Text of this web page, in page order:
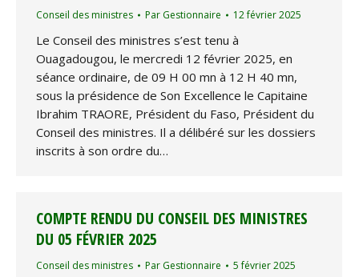
Conseil des ministres Par Gestionnaire 12 février 2025
Le Conseil des ministres s’est tenu à
Ouagadougou, le mercredi 12 février 2025, en
séance ordinaire, de 09 H 00 mn à 12 H 40 mn,
sous la présidence de Son Excellence le Capitaine
Ibrahim TRAORE, Président du Faso, Président du
Conseil des ministres. Il a délibéré sur les dossiers
inscrits à son ordre du…
COMPTE RENDU DU CONSEIL DES MINISTRES
DU 05 FÉVRIER 2025
Conseil des ministres Par Gestionnaire 5 février 2025